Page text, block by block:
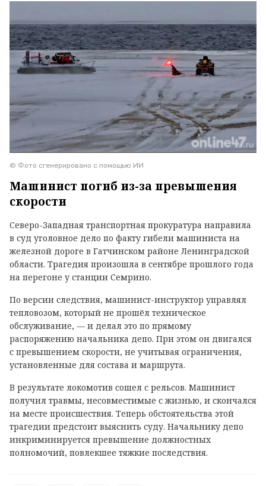
© Фото сгенерировано с помощью ИИ
Машинист погиб из-за превышения
скорости
Северо-Западная транспортная прокуратура направила
в суд уголовное дело по факту гибели машиниста на
железной дороге в Гатчинском районе Ленинградской
области. Трагедия произошла в сентябре прошлого года
на перегоне у станции Семрино.
По версии следствия, машинист-инструктор управлял
тепловозом, который не прошёл техническое
обслуживание, — и делал это по прямому
распоряжению начальника депо. При этом он двигался
с превышением скорости, не учитывая ограничения,
установленные для состава и маршрута.
В результате локомотив сошел с рельсов. Машинист
получил травмы, несовместимые с жизнью, и скончался
на месте происшествия. Теперь обстоятельства этой
трагедии предстоит выяснить суду. Начальнику депо
инкриминируется превышение должностных
полномочий, повлекшее тяжкие последствия.